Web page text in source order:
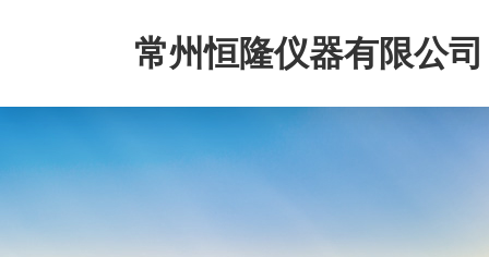
常州恒隆仪器有限公司